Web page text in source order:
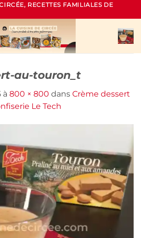
RECETTES FAMILIALES DE
au-touron_t
à 800 × 800 dans Crème dessert
Le Tech